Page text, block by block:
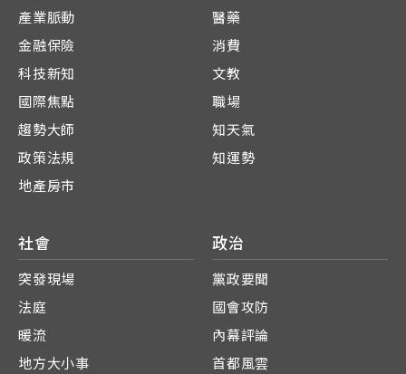
產業脈動
金融保險
科技新知
國際焦點
趨勢大師
政策法規
地產房市
醫藥
消費
文教
職場
知天氣
知運勢
社會
突發現場
法庭
暖流
地方大小事
政治
黨政要聞
國會攻防
內幕評論
首都風雲